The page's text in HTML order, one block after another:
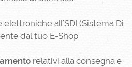
all'SDI (Sistema Di
dal tuo E-Shop
relativi alla consegna e